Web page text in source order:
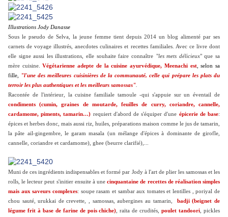
Illustrations Jody Danasse
Sous le pseudo de Selva, la jeune femme tient depuis 2014 un blog alimenté par ses
carnets de voyage illustrés, anecdotes culinaires et recettes familiales. Avec ce livre dont
elle signe aussi les illustrations, elle souhaite faire connaître "les mets délicieux" que sa
mère cuisine.Végétarienne adepte de la cuisine ayurvédique, Meenachi est, selon sa
fille,
"l'une des meilleures cuisinières de la communauté, celle qui prépare les plats du
terroir les plus authentiques et les meilleurs samossas"
Racontée de l'intérieur, la cuisine familiale tamoule -qui s'appuie sur un éventail de
condiments (cumin, graines de moutarde, feuilles de curry, coriandre, cannelle,
cardamome, piments, tamarin…) requiert d'abord de s'équiper d'une épicerie de base:
épices et herbes donc, mais aussi riz, huiles, préparations maison comme le jus de tamarin,
la pâte ail-gingembre, le garam masala (un mélange d'épices à dominante de girofle,
cannelle, coriandre et cardamome), ghee (beurre clarifié),...
Muni de ces ingrédients indispensables et formé par Jody à l'art de plier les samossas et les
rolls, le lecteur peut s'initier ensuite à une cinquantaine de recettes de réalisation simples
mais aux saveurs complexes: soupe rasam et sambar aux tomates et lentilles , poriyal de
chou sauté, urukkai de crevette, , samossas, aubergines au tamarin, badji (beignet de
légume frit à base de farine de pois chiche) , raïta de crudités,poulet tandoori , pickles